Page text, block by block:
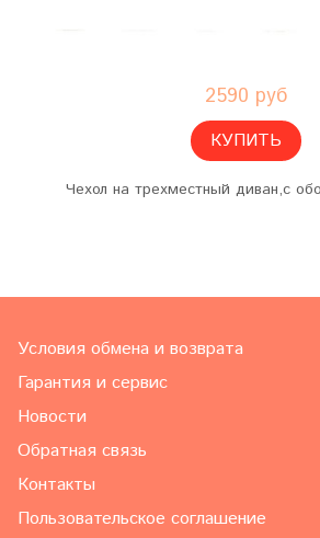
2590 руб
КУПИТЬ
Чехол на трехместный диван,с
Условия обмена и возврата
Гарантия и сервис
Новости
Обратная связь
Контакты
Пользовательское соглашение